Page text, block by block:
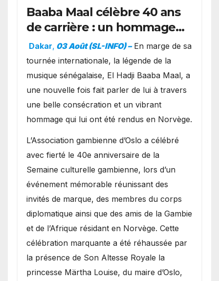
Baaba Maal célèbre 40 ans
de carrière : un hommage
exceptionnel à Oslo en
présence de la famille
royale.
Dakar, 03 Août (SL-INFO) – ​En marge de sa
tournée internationale, la légende de la
musique sénégalaise, El Hadji Baaba Maal, a
une nouvelle fois fait parler de lui à travers
une belle consécration et un vibrant
hommage qui lui ont été rendus en Norvège.
​L’Association gambienne d’Oslo a célébré
avec fierté le 40e anniversaire de la
Semaine culturelle gambienne, lors d’un
événement mémorable réunissant des
invités de marque, des membres du corps
diplomatique ainsi que des amis de la Gambie
et de l’Afrique résidant en Norvège. Cette
célébration marquante a été réhaussée par
la présence de Son Altesse Royale la
princesse Märtha Louise, du maire d’Oslo,